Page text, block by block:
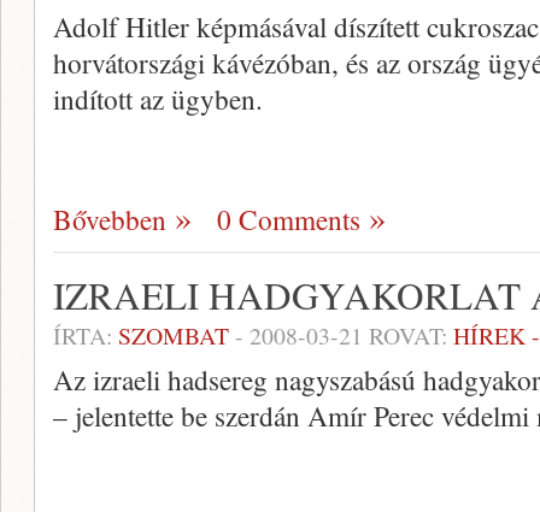
Adolf Hitler képmásával díszített
horvátországi kávézóban, és az ország
indított az ügyben.
Bővebben 0 Comments
IZRAELI HADGYAKORLAT
ÍRTA: SZOMBAT- 2008-03-21 ROVAT: HÍREK
Az izraeli hadsereg nagyszabású
– jelentette be szerdán Amír Perec